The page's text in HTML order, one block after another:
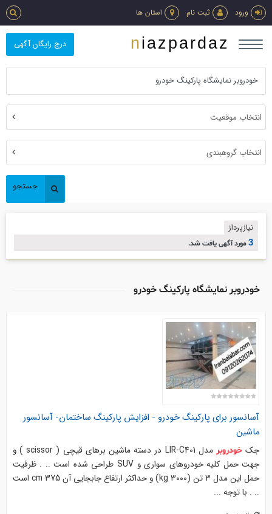
ورود ثبت نام استان ها
درج رایگان آگهی niazpardaz
انتخاب موقعیت
انتخاب گروهبندی
جستجو
نیازپرداز
3مورد آگهی یافت شد.
خودروبر نمایشگاه پارکینگ خودرو
آسانسور برای پارکینگخودرو - افزایش پارکینگساختمان- آسانسور
ماشین
جک خودروبر
مدل LIR-C401 در دسته ماشین برهای قیچی ( scissor ) و
جهت حمل کلیه خودروهای سواری و SUV طراحی شده است .. . ظرفیت
حمل این مدل 3 تن (3000 kg) و حداکثر ارتفاع جابجایی آن 375 cm است
.. . با توجه ...